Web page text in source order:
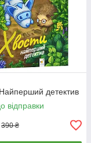
детектив
відправки
390 ₴